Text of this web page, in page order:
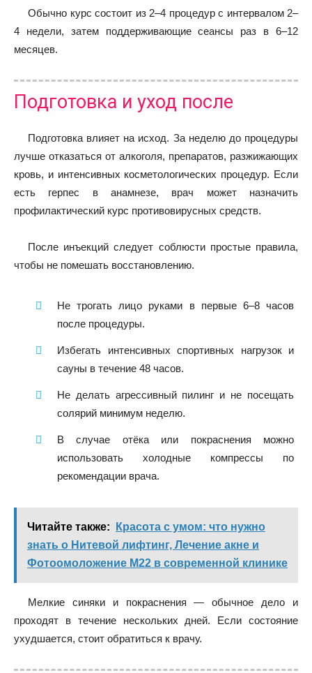
Обычно курс состоит из 2–4 процедур с интервалом 2–
4 недели, затем поддерживающие сеансы раз в 6–12
месяцев.
Подготовка и уход после
Подготовка влияет на исход. За неделю до процедуры
лучше отказаться от алкоголя, препаратов, разжижающих
кровь, и интенсивных косметологических процедур. Если
есть герпес в анамнезе, врач может назначить
профилактический курс противовирусных средств.
После инъекций следует соблюсти простые правила,
чтобы не помешать восстановлению.
Не трогать лицо руками в первые 6–8 часов
после процедуры.
Избегать интенсивных спортивных нагрузок и
сауны в течение 48 часов.
Не делать агрессивный пилинг и не посещать
солярий минимум неделю.
В случае отёка или покраснения можно
использовать холодные компрессы по
рекомендации врача.
Читайте также:
Красота с умом: что нужно
знать о Нитевой лифтинг, Лечение акне и
Фотоомоложение М22 в современной клинике
Мелкие синяки и покраснения — обычное дело и
проходят в течение нескольких дней. Если состояние
ухудшается, стоит обратиться к врачу.